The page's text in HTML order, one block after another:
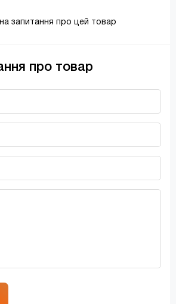
запитання про цей товар
про товар